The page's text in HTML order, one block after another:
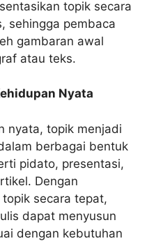
topik secara
sehingga pembaca
gambaran awal
atau teks.
Nyata
nyata, topik menjadi
berbagai bentuk
pidato, presentasi,
Dengan
secara tepat,
dapat menyusun
dengan kebutuhan